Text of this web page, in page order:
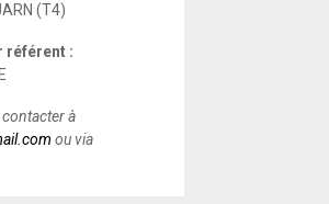
(T4)
référent :
à
ou via